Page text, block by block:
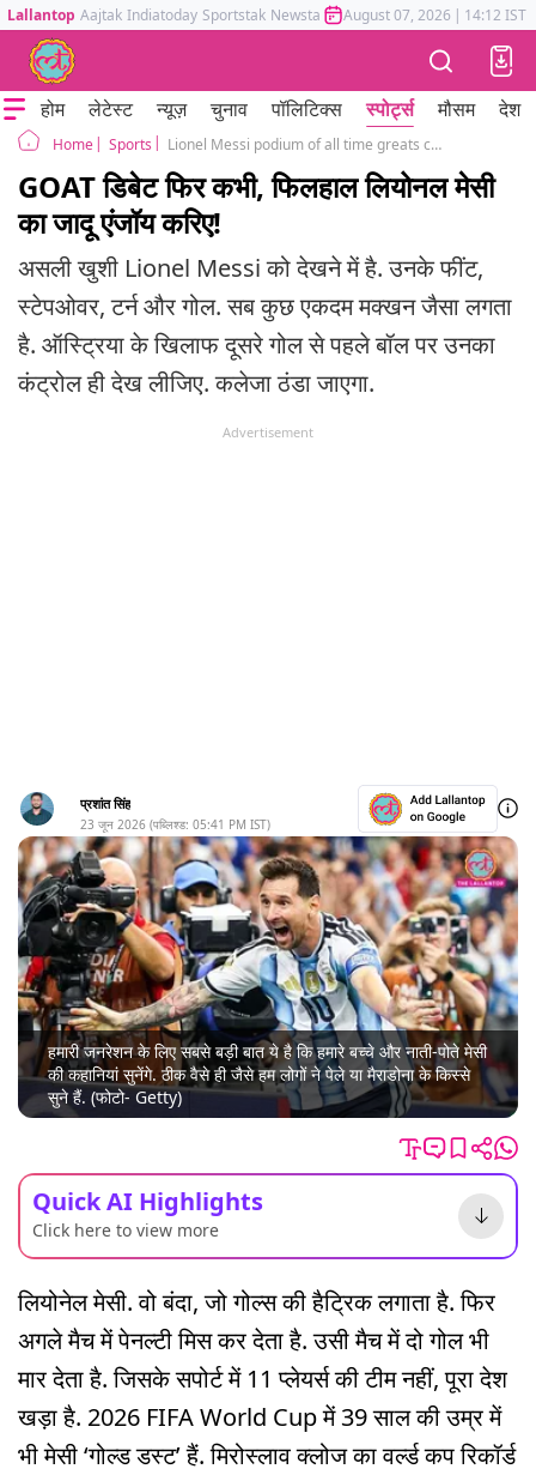
Lallantop Aajtak Indiatoday Sportstak Newstak Mumbai Tak Astrotak
August 07, 2026 | 14:12 IST
होम लेटेस्ट न्यूज़ चुनाव पॉलिटिक्स स्पोर्ट्स मौसम देश
Home Sports Lionel Messi podium of all time greats can wait for another day
GOAT डिबेट फिर कभी, फिलहाल लियोनल मेसी
का जादू एंजॉय करिए!
असली खुशी Lionel Messi को देखने में है. उनके फींट,
स्टेपओवर, टर्न और गोल. सब कुछ एकदम मक्खन जैसा लगता
है. ऑस्ट्रिया के खिलाफ दूसरे गोल से पहले बॉल पर उनका
कंट्रोल ही देख लीजिए. कलेजा ठंडा जाएगा.
Advertisement
प्रशांत सिंह
23 जून 2026 (पब्लिश्ड: 05:41 PM IST)
हमारी जनरेशन के लिए सबसे बड़ी बात ये है कि हमारे बच्चे और नाती-पोते मेसी
की कहानियां सुनेंगे. ठीक वैसे ही जैसे हम लोगों ने पेले या मैराडोना के किस्से
सुने हैं. (फोटो- Getty)
Quick AI Highlights
Click here to view more
लियोनेल मेसी. वो बंदा, जो गोल्स की हैट्रिक लगाता है. फिर
अगले मैच में पेनल्टी मिस कर देता है. उसी मैच में दो गोल भी
मार देता है. जिसके सपोर्ट में 11 प्लेयर्स की टीम नहीं, पूरा देश
खड़ा है. 2026 FIFA World Cup में 39 साल की उम्र में
भी मेसी ‘गोल्ड डस्ट’ हैं. मिरोस्लाव क्लोज का वर्ल्ड कप रिकॉर्ड